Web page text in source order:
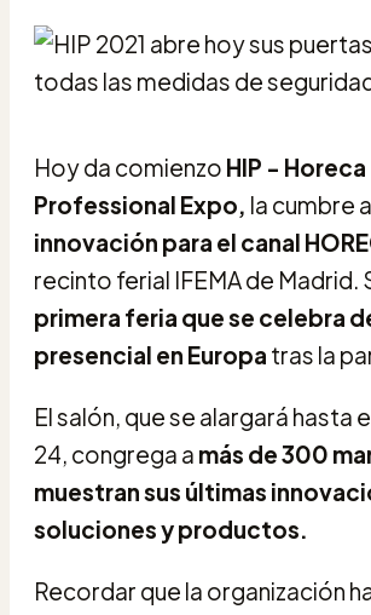
Hoy da comienzo HIP - Horeca
Professional Expo, la cumbre
innovación para el canal
recinto ferial IFEMA de Madrid.
primera feria que se celebra
presencial en Europa tras la
El salón, que se alargará hasta
24, congrega a más de 300
muestran sus últimas
soluciones y productos.
Recordar que la organización